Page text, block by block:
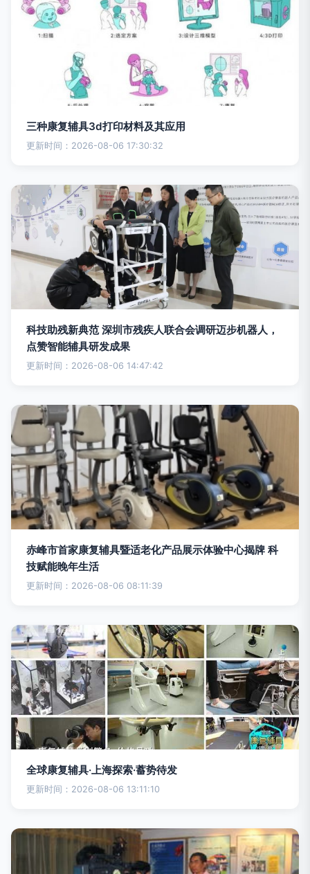
三种康复辅具3d打印材料及其应用
更新时间：2026-08-06 17:30:32
科技助残新典范 深圳市残疾人联合会调研迈步机器人，
点赞智能辅具研发成果
更新时间：2026-08-06 14:47:42
赤峰市首家康复辅具暨适老化产品展示体验中心揭牌 科
技赋能晚年生活
更新时间：2026-08-06 08:11:39
全球康复辅具·上海探索·蓄势待发
更新时间：2026-08-06 13:11:10